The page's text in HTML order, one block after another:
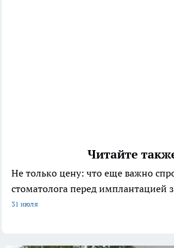
Читайте
Не только цену: что еще важно
стоматолога перед имплантацией
31 июля